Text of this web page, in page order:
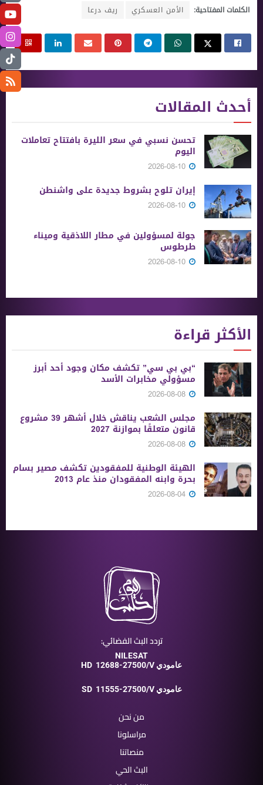
الكلمات المفتاحية: الأمن العسكري ريف درعا
أحدث المقالات
تحسن نسبي في سعر الليرة بافتتاح تعاملات
اليوم
إيران تلوح بشروط جديدة على واشنطن
جولة لمسؤولين في مطار اللاذقية وميناء
طرطوس
الأكثر قراءة
“بي بي سي” تكشف مكان وجود أحد أبرز
مسؤولي مخابرات الأسد
مجلس الشعب يناقش خلال أشهر 39 مشروع
قانون متعلقًا بموازنة 2027
الهيئة الوطنية للمفقودين تكشف مصير بسام
بحرة وابنه المفقودان منذ عام 2013
تردد البث الفضائي:
NILESAT
HD
12688-27500/V عامودي
SD 11555-27500/V عامودي
من نحن
مراسلونا
منصاتنا
البث الحي